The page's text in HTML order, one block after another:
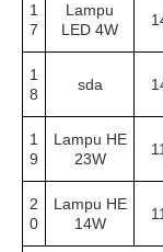
1
7
Lampu
LED 4W
1
8
sda
1
9
Lampu HE
23W
11
2
0
Lampu HE
14W
11